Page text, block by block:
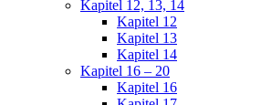
Kapitel 12, 13, 14
Kapitel 12
Kapitel 13
Kapitel 14
Kapitel 16 – 20
Kapitel 16